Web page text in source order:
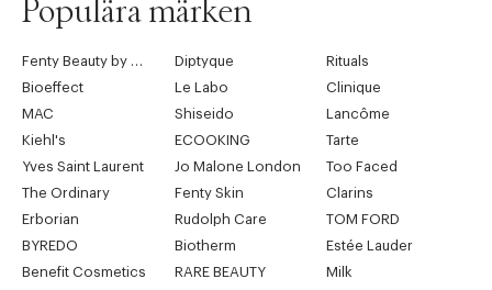
Populära märken
Fenty Beauty by Rihanna Diptyque
Rituals
Bioeffect
Le Labo
Clinique
MAC
Shiseido
Lancôme
Kiehl's
ECOOKING
Tarte
Yves Saint Laurent
Jo Malone London
Too Faced
The Ordinary
Fenty Skin
Clarins
Erborian
Rudolph Care
TOM FORD
BYREDO
Biotherm
Estée Lauder
Benefit Cosmetics
RARE BEAUTY
Milk